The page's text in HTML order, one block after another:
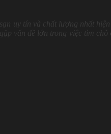
uy tín và chất lượng nhất
vấn đề lớn trong việc tìm